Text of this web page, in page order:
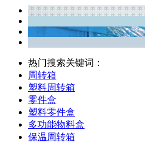
热门搜索关键词：
周转箱
塑料周转箱
零件盒
塑料零件盒
多功能物料盒
保温周转箱